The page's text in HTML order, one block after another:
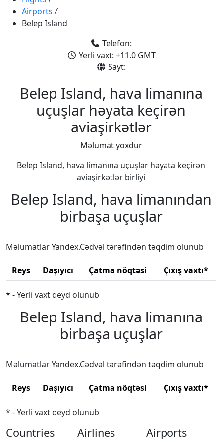
Airports /
Belep Island
Telefon:
Yerli vaxt: +11.0 GMT
Sayt:
Belep Island, hava limanına
uçuşlar həyata keçirən
aviaşirkətlər
Məlumat yoxdur
Belep Island, hava limanına uçuşlar həyata keçirən
aviaşirkətlər birliyi
Belep Island, hava limanından
birbaşa uçuşlar
Məlumatlar Yandex.Cədvəl tərəfindən təqdim olunub
Reys Daşıyıcı Çatma nöqtəsi Çıxış vaxtı*
* - Yerli vaxt qeyd olunub
Belep Island, hava limanına
birbaşa uçuşlar
Məlumatlar Yandex.Cədvəl tərəfindən təqdim olunub
Reys Daşıyıcı Çatma nöqtəsi Çıxış vaxtı*
* - Yerli vaxt qeyd olunub
Countries Airlines Airports